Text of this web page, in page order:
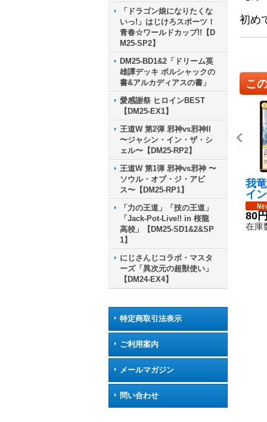
「ドラゴン娘になりたくな
いっ!」はじけろスポーツ！
青春☆ワールドカップ!!【D
M25-SP2】
DM25-BD1&2「ドリーム英
雄譚デッキ ボルシャックの
書&アルカディアスの書」
愛感謝祭 ヒロインBEST
【DM25-EX1】
王道W 第2弾 邪神vs邪神II
〜ジャシン・イン・ザ・シ
ェル〜【DM25-RP2】
王道W 第1弾 邪神vs邪神 〜
ソウル・オブ・ジ・アビ
ス〜【DM25-RP1】
「力の王道」「技の王道」
「Jack-Pot-Live!! in 桜龍
高校」【DM25-SD1&2&SP
1】
にじさんじコラボ・マスタ
ーズ「異次元の超獣使い」
【DM24-EX4】
特定商取引法表示
ご利用案内
メールマガジン
問い合わせ
初め
こ
我
イ
ス
80円
在庫